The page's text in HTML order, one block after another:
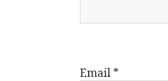
Email *